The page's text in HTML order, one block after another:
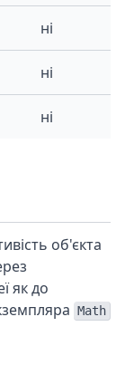
ні
ні
ні
об'єкта
як до
Math